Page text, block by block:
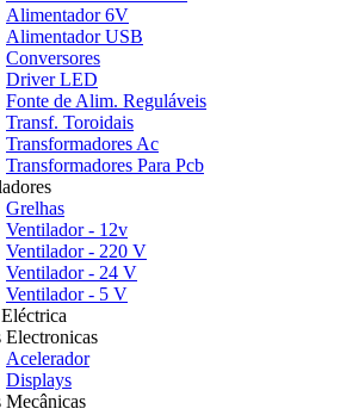
Alimentador 6V
Alimentador USB
Conversores
Driver LED
Fonte de Alim. Reguláveis
Transf. Toroidais
Transformadores Ac
Transformadores Para Pcb
Grelhas
Ventilador - 12v
Ventilador - 220 V
Ventilador - 24 V
Ventilador - 5 V
Electronicas
Acelerador
Displays
Mecânicas